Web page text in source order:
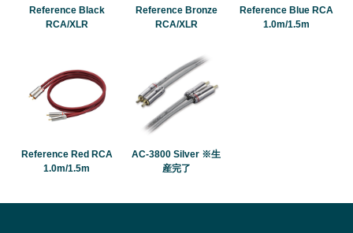
Reference Black
RCA/XLR
Reference Bronze
RCA/XLR
Reference Blue RCA
1.0m/1.5m
Reference Red RCA
1.0m/1.5m
AC-3800 Silver ※生
産完了